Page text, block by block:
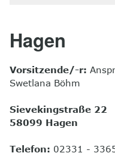
6
Unterstützen
8
Kontakt
Hagen
Vorsitzende/-r:
Swetlana Böhm
Sievekingstraße 22
58099 Hagen
Telefon: 02331 -